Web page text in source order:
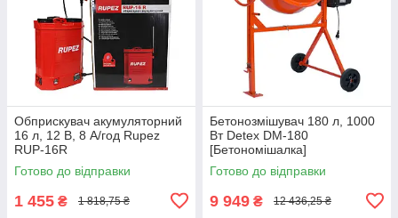
Обприскувач акумуляторний
16 л, 12 В, 8 А/год Rupez
RUP-16R
Готово до відправки
1 455 ₴ 1 818,75 ₴
Бетонозмішувач 180 л, 1000
Вт Detex DM-180
[Бетономішалка]
Готово до відправки
9 949 ₴ 12 436,25 ₴